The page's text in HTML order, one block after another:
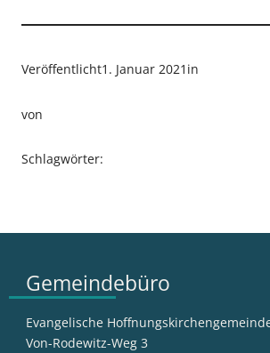
Veröffentlicht1. Januar 2021 in
von
Schlagwörter:
Gemeindebüro
Evangelische
Von-Rodewitz-Weg 3